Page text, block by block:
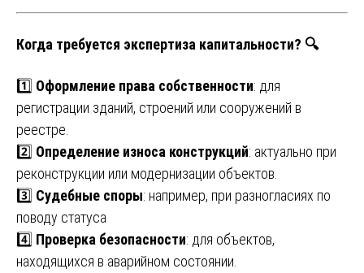
Когда требуется экспертиза капитальности? 🔍
1️⃣ Оформление права собственности: для
регистрации зданий, строений или сооружений в
реестре.
2️⃣ Определение износа конструкций: актуально при
реконструкции или модернизации объектов.
3️⃣ Судебные споры: например, при разногласиях по
поводу статуса
4️⃣ Проверка безопасности: для объектов,
находящихся в аварийном состоянии.